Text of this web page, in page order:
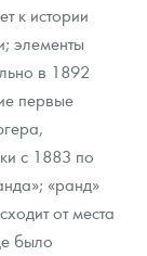
к истории
элементы
в 1892
первые
с 1883 по
«ранд»
от места
было